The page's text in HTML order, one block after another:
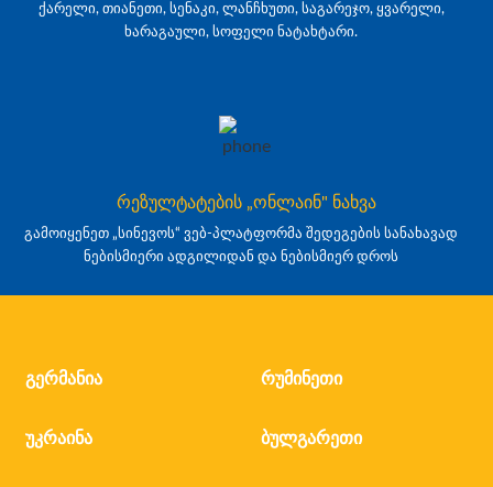
ქარელი, თიანეთი, სენაკი, ლანჩხუთი, საგარეჯო, ყვარელი,
ხარაგაული, სოფელი ნატახტარი.
რეზულტატების „ონლაინ" ნახვა
გამოიყენეთ „სინევოს“ ვებ-პლატფორმა შედეგების სანახავად
ნებისმიერი ადგილიდან და ნებისმიერ დროს
გერმანია რუმინეთი
უკრაინა ბულგარეთი